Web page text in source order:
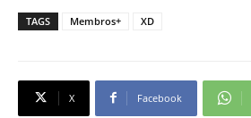
TAGS Membros+ XD
X Facebook